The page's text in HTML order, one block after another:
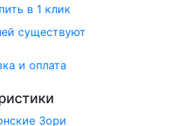
в 1 клик
существуют
и оплата
Зори